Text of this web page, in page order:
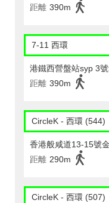
距離 390m
7-11 西環
港鐵西營盤站syp 3
距離 390m
CircleK - 西環 (544)
香港般咸道13-15號
距離 290m
CircleK - 西環 (507)